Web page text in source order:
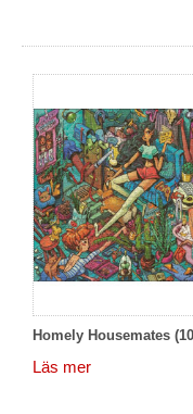
Homely Housemates
Läs mer